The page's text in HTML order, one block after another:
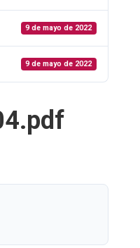
9 de mayo de 2022
9 de mayo de 2022